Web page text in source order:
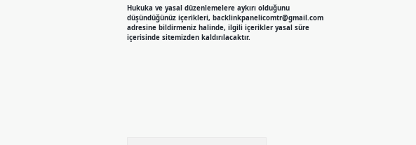
Hukuka ve yasal düzenlemelere aykırı olduğunu
düşündüğünüz içerikleri, backlinkpanelicomtr@gmail.com
adresine bildirmeniz halinde, ilgili içerikler yasal süre
içerisinde sitemizden kaldırılacaktır.